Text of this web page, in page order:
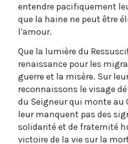
entendre pacifiquement
que la haine ne peut être
l’amour.
Que la lumière du
renaissance pour les
guerre et la misère. Sur
reconnaissons le visage
du Seigneur qui monte au
leur manquent pas des
solidarité et de fraternité
victoire de la vie sur la